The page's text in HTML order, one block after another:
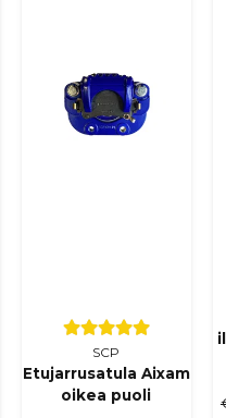
SCP
Etujarrusatula Aixam
oikea puoli